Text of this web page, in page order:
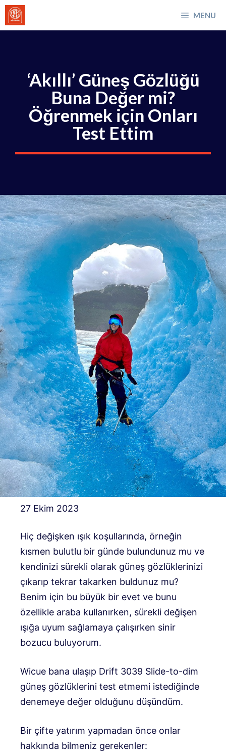
İçeriğe
atla
MENU
‘Akıllı’ Güneş Gözlüğü
Buna Değer mi?
Öğrenmek için Onları
Test Ettim
27 Ekim 2023
Hiç değişken ışık koşullarında, örneğin
kısmen bulutlu bir günde bulundunuz mu ve
kendinizi sürekli olarak güneş gözlüklerinizi
çıkarıp tekrar takarken buldunuz mu?
Benim için bu büyük bir evet ve bunu
özellikle araba kullanırken, sürekli değişen
ışığa uyum sağlamaya çalışırken sinir
bozucu buluyorum.
Wicue bana ulaşıp Drift 3039 Slide-to-dim
güneş gözlüklerini test etmemi istediğinde
denemeye değer olduğunu düşündüm.
Bir çifte yatırım yapmadan önce onlar
hakkında bilmeniz gerekenler: